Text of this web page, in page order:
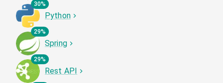
30%
Python
29%
Spring
29%
Rest API